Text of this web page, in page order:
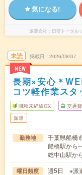
気になる!
派遣会社 日研トータ
未読
NEW
掲載日 2026/08/07
長期×安心＊
コツ軽作業スタ
職種未経験OK 交通
派遣
勤務地
千葉県船橋
船橋駅から
総中山駅か
曜日頻度 週5日 ※派